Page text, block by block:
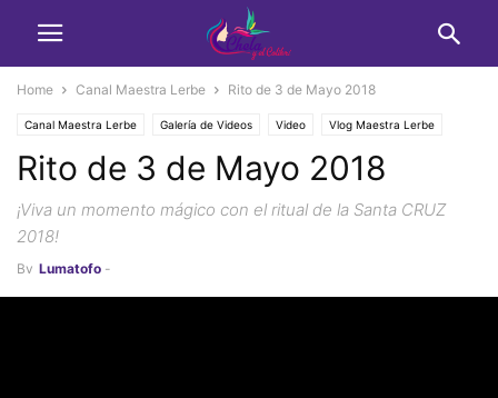
Home Canal Maestra Lerbe Rito de 3 de Mayo 2018
Canal Maestra Lerbe Galería de Videos Video Vlog Maestra Lerbe
Rito de 3 de Mayo 2018
¡Viva un momento mágico con el ritual de la Santa CRUZ
2018!
By Lumatofo -